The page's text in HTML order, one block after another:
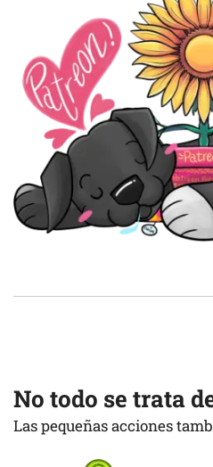
No todo se trata
Las pequeñas acciones